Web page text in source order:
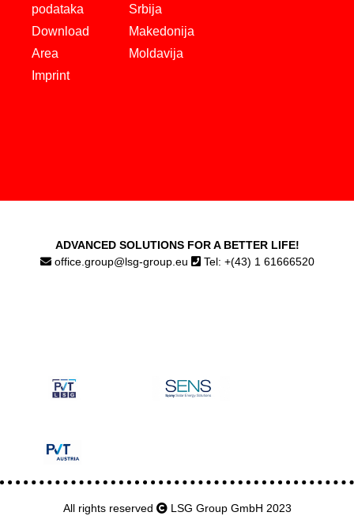
podataka
Download
Area
Imprint
Srbija
Makedonija
Moldavija
ADVANCED SOLUTIONS FOR A BETTER LIFE!
office.group@lsg-group.eu
Tel: +(43) 1 61666520
All rights reserved LSG Group GmbH 2023